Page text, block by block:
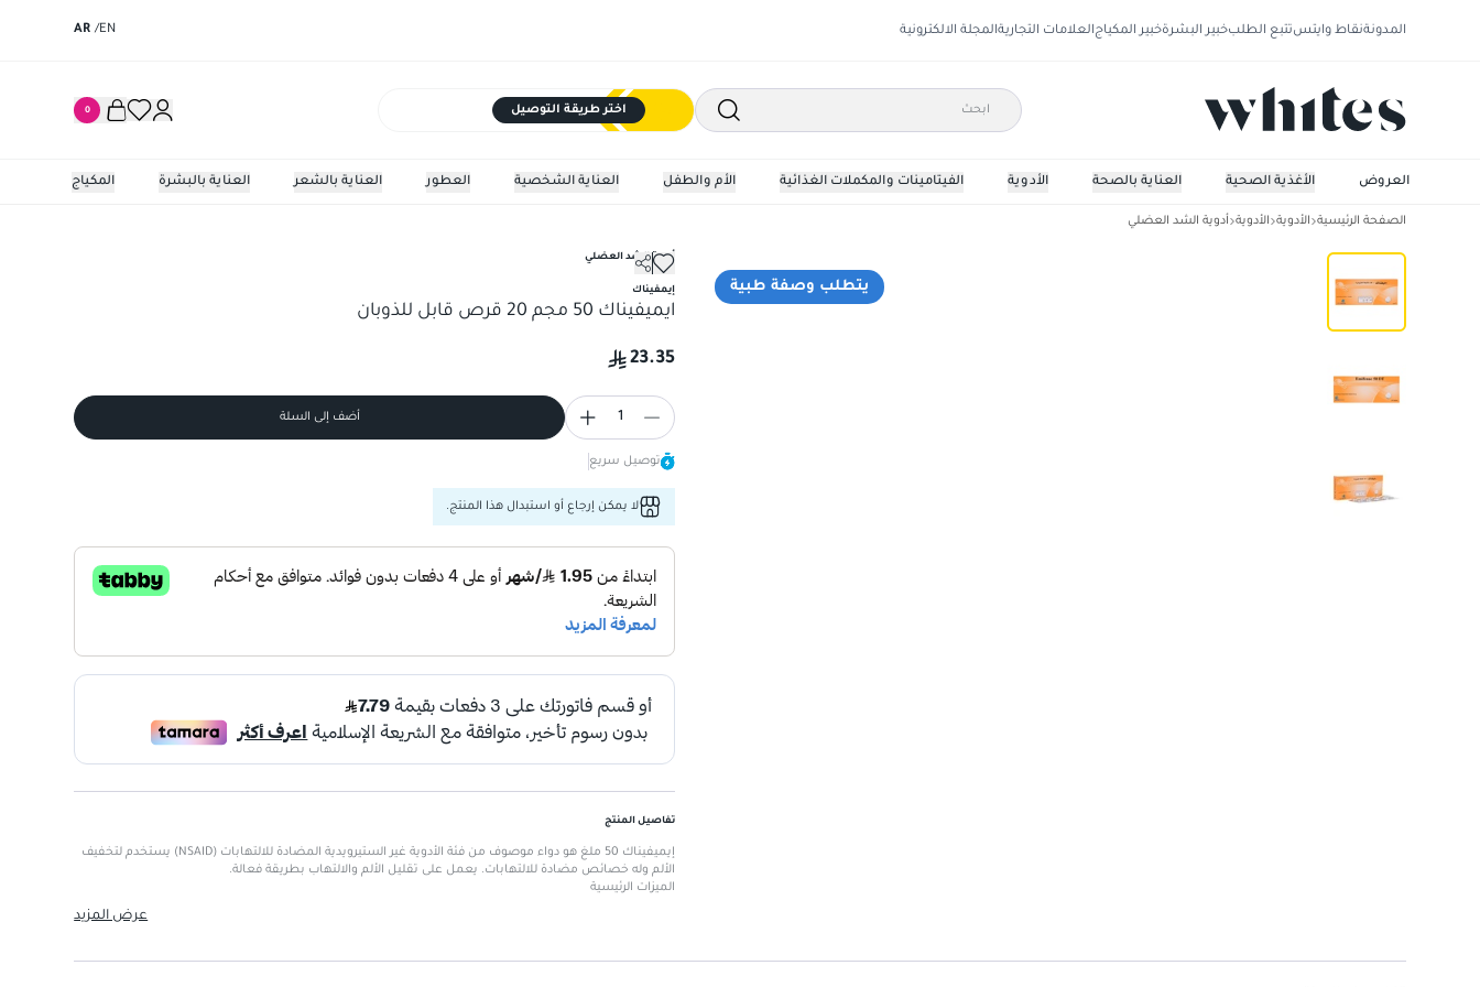
المدونةنقاط وايتستتبع الطلبخبير البشرةخبير المكياجالعلامات التجاريةالمجلة الالكترونية EN
/
AR
اختر طريقة التوصيل 0
المكياج العناية بالبشرة العناية بالشعر العطور العناية الشخصية الأم والطفل الفيتامينات والمكملات الغذائية الأدوية العناية بالصحة الأغذية الصحية العروض
الصفحة الرئيسية الأدوية الأدوية أدوية الشد العضلي
يتطلب وصفة طبية
ايميفيناك 50 مجم 20 قرص قابل للذوبان
أدوية الشد العضلي
إيمفيناك
ايميفيناك 50 مجم 20 قرص قابل للذوبان
23.35
1 أضف إلى السلة
توصيل سريع
لا يمكن إرجاع أو استبدال هذا المنتج.
تفاصيل المنتج
إيميفيناك 50 ملغ هو دواء موصوف من فئة الأدوية غير الستيرويدية المضادة للالتهابات (NSAID) يستخدم لتخفيف
الألم وله خصائص مضادة للالتهابات. يعمل على تقليل الألم والالتهاب بطريقة فعالة.
الميزات الرئيسية
فئة الأدوية:مضاد التهاب غير ستيرويدي (NSAID)
عرض المزيد